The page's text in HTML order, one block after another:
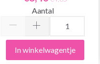
Aantal
In winkelwagentje